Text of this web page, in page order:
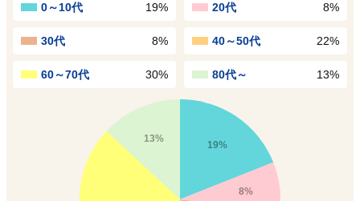
0～10代 19% 20代 8%
30代 8% 40～50代 22%
60～70代 30% 80代～ 13%
19%
8%
13%